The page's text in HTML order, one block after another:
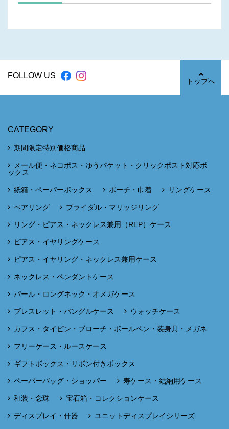
FOLLOW US
トップへ
CATEGORY
期間限定特別価格商品
メール便・ネコポス・ゆうパケット・クリックポスト対応ボ
ックス
紙箱・ペーパーボックス ポーチ・巾着 リングケース
ペアリング ブライダル・マリッジリング
リング・ピアス・ネックレス兼用（REP）ケース
ピアス・イヤリングケース
ピアス・イヤリング・ネックレス兼用ケース
ネックレス・ペンダントケース
パール・ロングネック・オメガケース
ブレスレット・バングルケース ウォッチケース
カフス・タイピン・ブローチ・ボールペン・装身具・メガネ
フリーケース・ルースケース
ギフトボックス・リボン付きボックス
ペーパーバッグ・ショッパー 寿ケース・結納用ケース
和装・念珠 宝石箱・コレクションケース
ディスプレイ・什器 ユニットディスプレイシリーズ